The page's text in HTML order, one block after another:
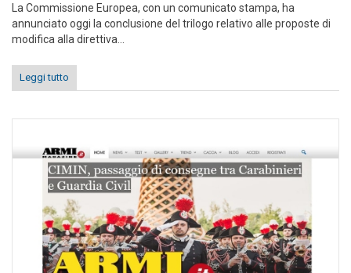
La Commissione Europea, con un comunicato stampa, ha
annunciato oggi la conclusione del trilogo relativo alle proposte di
modifica alla direttiva...
Leggi tutto